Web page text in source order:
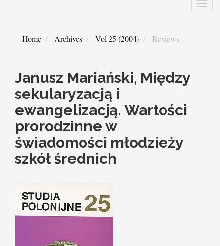
Home Archives Vol 25 (2004) Reviews
Janusz Mariański, Między
sekularyzacją i
ewangelizacją. Wartości
prorodzinne w
świadomości młodzieży
szkół średnich
Article
Sidebar